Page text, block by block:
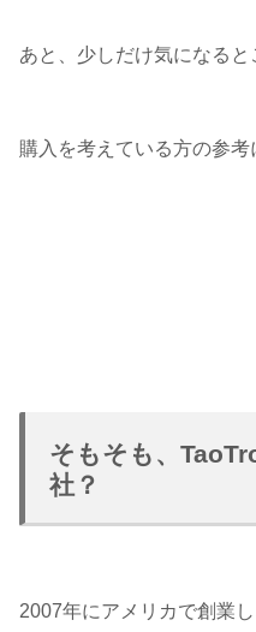
あと、少しだけ気になると
購入を考えている方の参考
そもそも、
社？
2007年にアメリカで創業